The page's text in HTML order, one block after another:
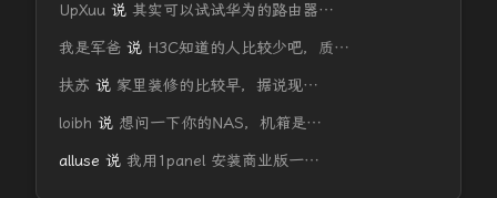
UpXuu 说 其实可以试试华为的路由器…
我是军爸 说 H3C知道的人比较少吧，质…
扶苏 说 家里装修的比较早，据说现…
loibh 说 想问一下你的NAS，机箱是…
alluse 说 我用1panel 安装商业版一…